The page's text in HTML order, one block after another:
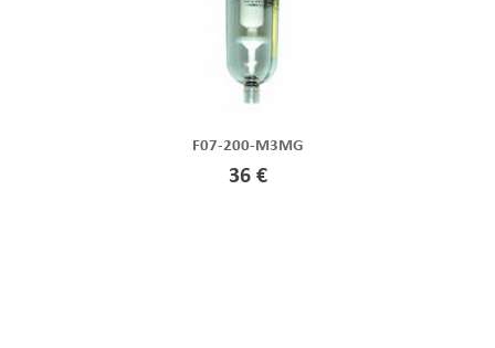
F07-200-M3MG
36 €